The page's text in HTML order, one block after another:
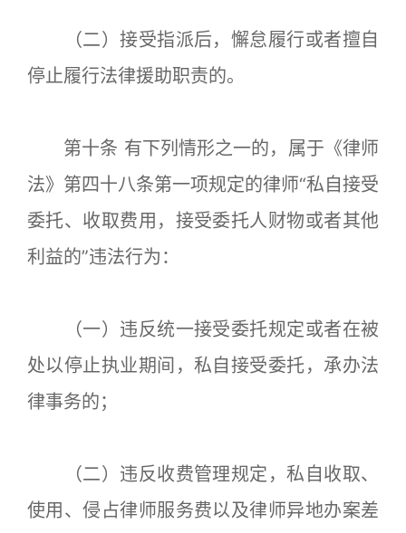
（二）接受指派后，懈怠履行或者擅自
停止履行法律援助职责的。
第十条 有下列情形之一的，属于《律师
法》第四十八条第一项规定的律师“私自接受
委托、收取费用，接受委托人财物或者其他
利益的”违法行为：
（一）违反统一接受委托规定或者在被
处以停止执业期间，私自接受委托，承办法
律事务的；
（二）违反收费管理规定，私自收取、
使用、侵占律师服务费以及律师异地办案差